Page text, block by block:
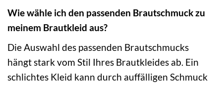
Wie wähle ich den passenden Brautschmuck zu
meinem Brautkleid aus?
Die Auswahl des passenden Brautschmucks
hängt stark vom Stil Ihres Brautkleides ab. Ein
schlichtes Kleid kann durch auffälligen Schmuck